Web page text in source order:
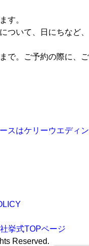
す。
ついて、日にちなど、
で。ご予約の際に、ご
スはケリーウエディン
挙式TOPページ
Reserved.